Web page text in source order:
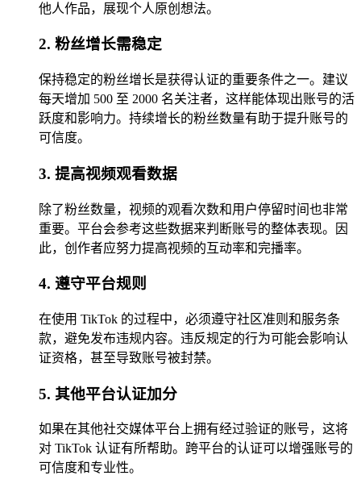
他人作品，展现个人原创想法。
2. 粉丝增长需稳定
保持稳定的粉丝增长是获得认证的重要条件之一。建议
每天增加 500 至 2000 名关注者，这样能体现出账号的活
跃度和影响力。持续增长的粉丝数量有助于提升账号的
可信度。
3. 提高视频观看数据
除了粉丝数量，视频的观看次数和用户停留时间也非常
重要。平台会参考这些数据来判断账号的整体表现。因
此，创作者应努力提高视频的互动率和完播率。
4. 遵守平台规则
在使用 TikTok 的过程中，必须遵守社区准则和服务条
款，避免发布违规内容。违反规定的行为可能会影响认
证资格，甚至导致账号被封禁。
5. 其他平台认证加分
如果在其他社交媒体平台上拥有经过验证的账号，这将
对 TikTok 认证有所帮助。跨平台的认证可以增强账号的
可信度和专业性。